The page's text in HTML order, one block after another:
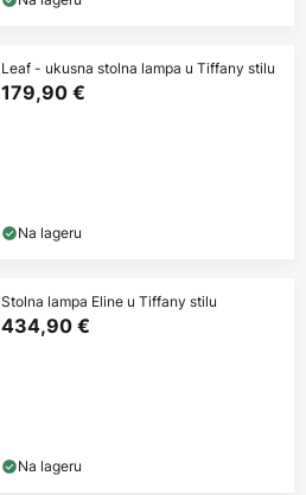
Leaf - ukusna stolna lampa u Tiffany stilu
179,90 €
Na lageru
Stolna lampa Eline u Tiffany stilu
434,90 €
Na lageru